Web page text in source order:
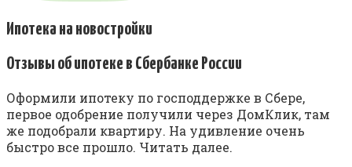
Ипотека на новостройки
Отзывы об ипотеке в Сбербанке России
Оформили ипотеку по господдержке в Сбере,
первое одобрение получили через ДомКлик, там
же подобрали квартиру. На удивление очень
быстро все прошло. Читать далее.